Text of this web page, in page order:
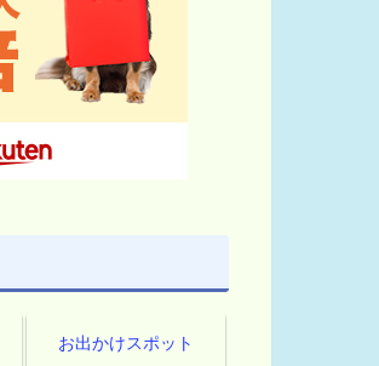
お出かけスポット